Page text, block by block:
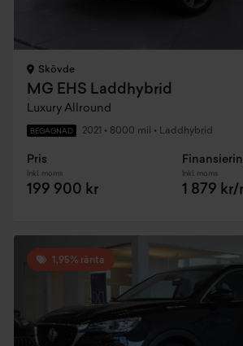
Skövde
MG EHS Laddhybrid
Luxury Allround
BEGAGNAD 2021 • 8000 mil • Laddhybrid
Pris
Inkl. moms
199 900 kr
Inkl. moms
1 879
1,95% ränta